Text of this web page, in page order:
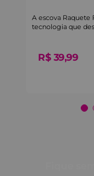
A escova
tecnologia que
R$ 39,99